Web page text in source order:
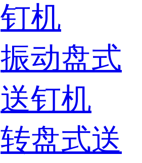
钉机
振动盘式
送钉机
转盘式送